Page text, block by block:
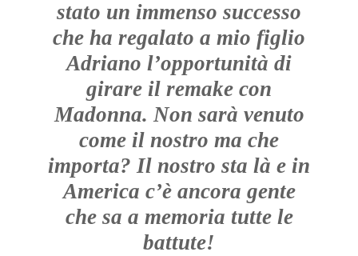
stato un immenso successo
che ha regalato a mio figlio
Adriano l’opportunità di
girare il remake con
Madonna. Non sarà venuto
come il nostro ma che
importa? Il nostro sta là e in
America c’è ancora gente
che sa a memoria tutte le
battute!